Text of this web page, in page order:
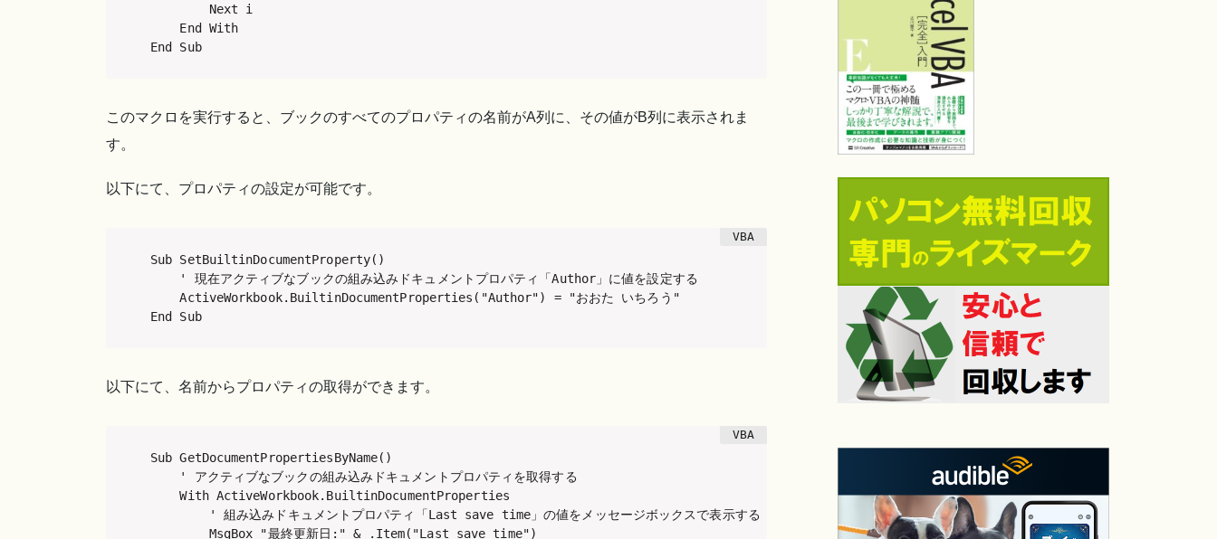
        Next i
    End With
End Sub
このマクロを実行すると、ブックのすべてのプロパティの名前がA列に、その値がB列に表示されま
す。
以下にて、プロパティの設定が可能です。
Sub SetBuiltinDocumentProperty()
    ' 現在アクティブなブックの組み込みドキュメントプロパティ「Author」に値を設定する
    ActiveWorkbook.BuiltinDocumentProperties("Author") = "おおた いちろう"
End Sub
以下にて、名前からプロパティの取得ができます。
Sub GetDocumentPropertiesByName()
    ' アクティブなブックの組み込みドキュメントプロパティを取得する
    With ActiveWorkbook.BuiltinDocumentProperties
        ' 組み込みドキュメントプロパティ「Last save time」の値をメッセージボックスで表示する
        MsgBox "最終更新日:" & .Item("Last save time")